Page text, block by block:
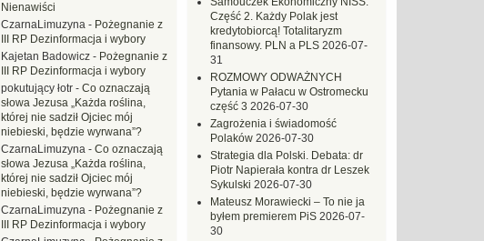
Część 2. Każdy Polak jest
kredytobiorcą! Totalitaryzm
finansowy. PLN a PLS 2026-07-
31
ROZMOWY ODWAŻNYCH
Pytania w Pałacu w Ostromecku
część 3 2026-07-30
Zagrożenia i świadomość
Polaków 2026-07-30
Strategia dla Polski. Debata: dr
Piotr Napierała kontra dr Leszek
Sykulski 2026-07-30
Mateusz Morawiecki – To nie ja
byłem premierem PiS 2026-07-
30
Nienawiści
CzarnaLimuzyna - Pożegnanie z
III RP Dezinformacja i wybory
Kajetan Badowicz - Pożegnanie z
III RP Dezinformacja i wybory
pokutujący łotr - Co oznaczają
słowa Jezusa „Każda roślina,
której nie sadził Ojciec mój
niebieski, będzie wyrwana”?
CzarnaLimuzyna - Co oznaczają
słowa Jezusa „Każda roślina,
której nie sadził Ojciec mój
niebieski, będzie wyrwana”?
CzarnaLimuzyna - Pożegnanie z
III RP Dezinformacja i wybory